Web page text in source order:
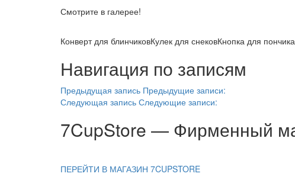
Смотрите в галерее!
Конверт для блинчиковКулек для снековКнопка для пончика
Навигация по записям
Предыдущая запись Предыдущие записи:
Следующая запись Следующие записи:
7CupStore — Фирменный
ПЕРЕЙТИ В МАГАЗИН 7CUPSTORE